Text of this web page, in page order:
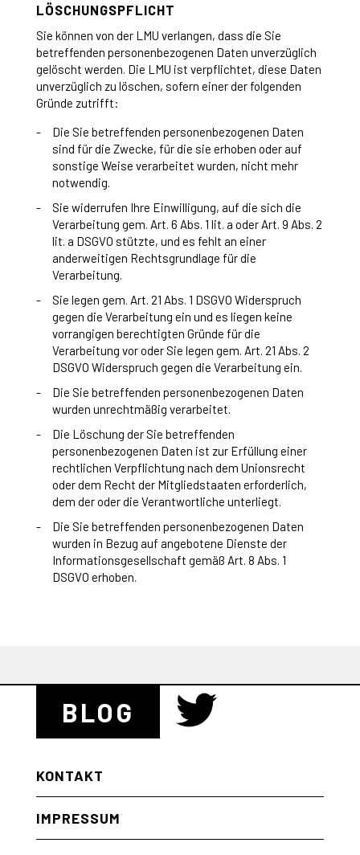
LÖSCHUNGSPFLICHT
Sie können von der LMU verlangen, dass die Sie
betreffenden personenbezogenen Daten unverzüglich
gelöscht werden. Die LMU ist verpflichtet, diese Daten
unverzüglich zu löschen, sofern einer der folgenden
Gründe zutrifft:
Die Sie betreffenden personenbezogenen Daten
sind für die Zwecke, für die sie erhoben oder auf
sonstige Weise verarbeitet wurden, nicht mehr
notwendig.
Sie widerrufen Ihre Einwilligung, auf die sich die
Verarbeitung gem. Art. 6 Abs. 1 lit. a oder Art. 9 Abs. 2
lit. a DSGVO stützte, und es fehlt an einer
anderweitigen Rechtsgrundlage für die
Verarbeitung.
Sie legen gem. Art. 21 Abs. 1 DSGVO Widerspruch
gegen die Verarbeitung ein und es liegen keine
vorrangigen berechtigten Gründe für die
Verarbeitung vor oder Sie legen gem. Art. 21 Abs. 2
DSGVO Widerspruch gegen die Verarbeitung ein.
Die Sie betreffenden personenbezogenen Daten
wurden unrechtmäßig verarbeitet.
Die Löschung der Sie betreffenden
personenbezogenen Daten ist zur Erfüllung einer
rechtlichen Verpflichtung nach dem Unionsrecht
oder dem Recht der Mitgliedstaaten erforderlich,
dem der oder die Verantwortliche unterliegt.
Die Sie betreffenden personenbezogenen Daten
wurden in Bezug auf angebotene Dienste der
Informationsgesellschaft gemäß Art. 8 Abs. 1
DSGVO erhoben.
BLOG
KONTAKT
IMPRESSUM